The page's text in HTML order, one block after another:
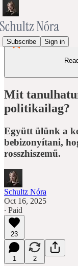
Subscribe Sign in
Mit
politikailag?
Együtt ülünk a
bebizonyítani,
rosszhiszemű.
Schultz Nóra
Oct 16, 2025
∙ Paid
23
1 2